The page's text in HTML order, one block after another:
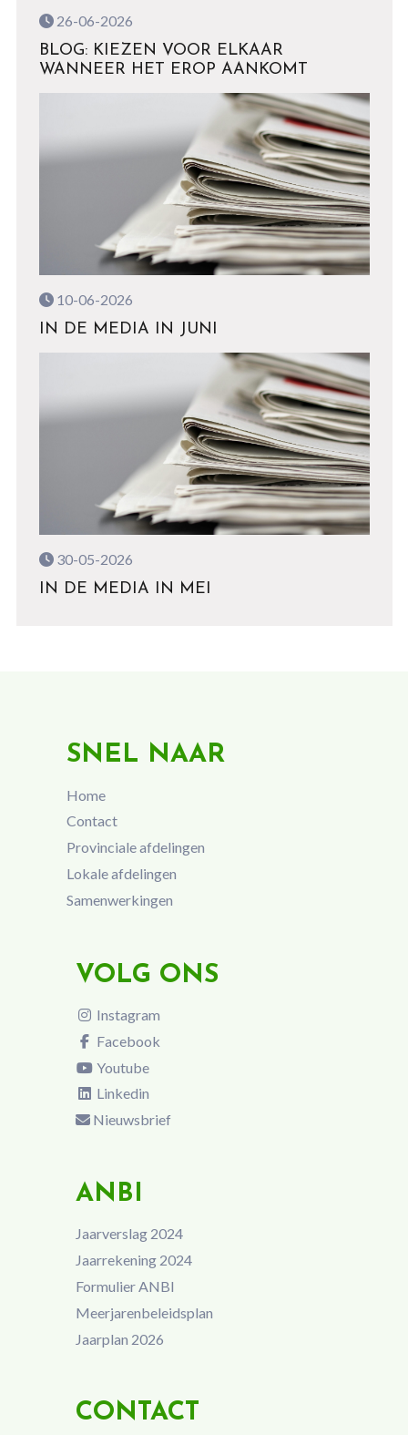
26-06-2026
BLOG: KIEZEN VOOR ELKAAR
WANNEER HET EROP AANKOMT
10-06-2026
IN DE MEDIA IN JUNI
30-05-2026
IN DE MEDIA IN MEI
SNEL NAAR
Home
Contact
Provinciale afdelingen
Lokale afdelingen
Samenwerkingen
VOLG ONS
Instagram
Facebook
Youtube
Linkedin
Nieuwsbrief
ANBI
Jaarverslag 2024
Jaarrekening 2024
Formulier ANBI
Meerjarenbeleidsplan
Jaarplan 2026
CONTACT